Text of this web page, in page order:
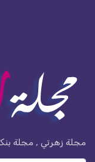
مجلة زهرتي , مجلة